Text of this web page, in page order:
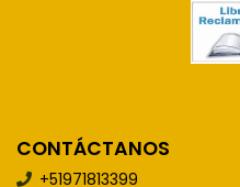
CONTÁCTANOS
+51971813399